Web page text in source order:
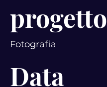
progetto
Fotografia
Data